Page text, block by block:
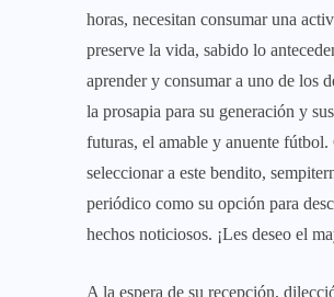
horas, necesitan consumar una
preserve la vida, sabido lo
aprender y consumar a uno de los
la prosapia para su generación y
futuras, el amable y anuente fútbol.
seleccionar a este bendito,
periódico como su opción para
hechos noticiosos. ¡Les deseo el
A la espera de su recepción,